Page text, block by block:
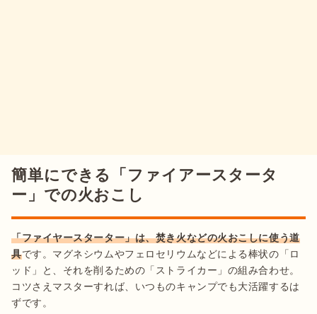
簡単にできる「ファイアースタータ
ー」での火おこし
「ファイヤースターター」は、焚き火などの火おこしに使う道
具です。マグネシウムやフェロセリウムなどによる棒状の「ロ
ッド」と、それを削るための「ストライカー」の組み合わせ。
コツさえマスターすれば、いつものキャンプでも大活躍するは
ずです。